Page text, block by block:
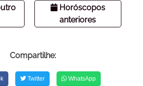
Horóscopos
anteriores
Compartilhe:
Twitter WhatsApp